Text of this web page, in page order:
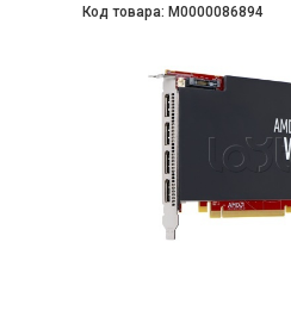
Код товара: М0000086894